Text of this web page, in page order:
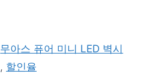
무아스 퓨어 미니 LED 벽시
, 할인율